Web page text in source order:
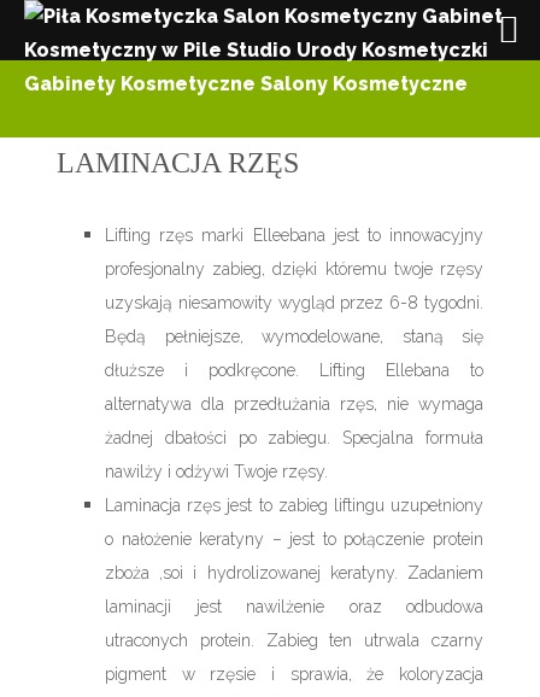
LAMINACJA RZĘS
Lifting rzęs marki Elleebana jest to innowacyjny
profesjonalny zabieg, dzięki któremu twoje rzęsy
uzyskają niesamowity wygląd przez 6-8 tygodni.
Będą pełniejsze, wymodelowane, staną się
dłuższe i podkręcone. Lifting Ellebana to
alternatywa dla przedłużania rzęs, nie wymaga
żadnej dbałości po zabiegu. Specjalna formuła
nawilży i odżywi Twoje rzęsy.
Laminacja rzęs jest to zabieg liftingu uzupełniony
o nałożenie keratyny – jest to połączenie protein
zboża ,soi i hydrolizowanej keratyny. Zadaniem
laminacji jest nawilżenie oraz odbudowa
utraconych protein. Zabieg ten utrwala czarny
pigment w rzęsie i sprawia, że koloryzacja